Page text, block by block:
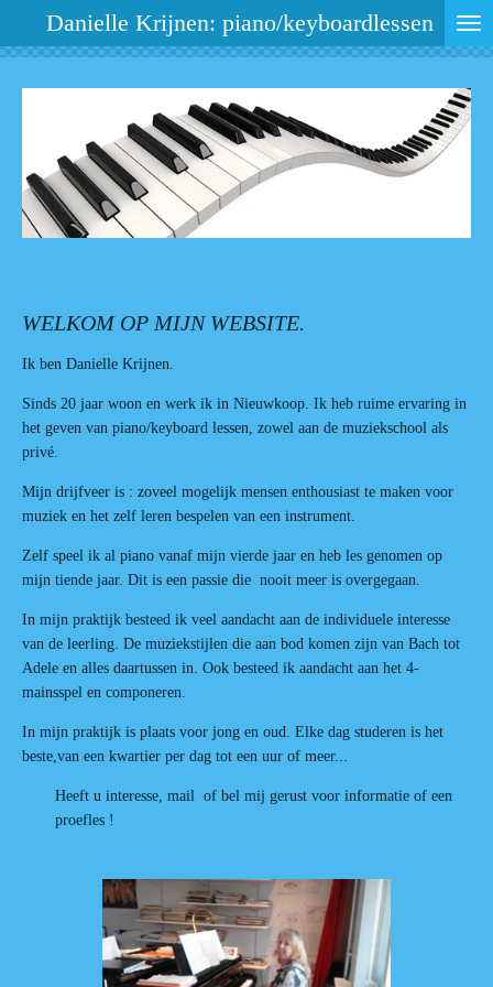
direct
Danielle Krijnen: piano/keyboardlessen
WELKOM OP MIJN WEBSITE.
Ik ben Danielle Krijnen.
Sinds 20 jaar woon en werk ik in Nieuwkoop. Ik heb ruime ervaring in
het geven van piano/keyboard lessen, zowel aan de muziekschool als
privé.
Mijn drijfveer is : zoveel mogelijk mensen enthousiast te maken voor
muziek en het zelf leren bespelen van een instrument.
Zelf speel ik al piano vanaf mijn vierde jaar en heb les genomen op
mijn tiende jaar. Dit is een passie die nooit meer is overgegaan.
In mijn praktijk besteed ik veel aandacht aan de individuele interesse
van de leerling. De muziekstijlen die aan bod komen zijn van Bach tot
Adele en alles daartussen in. Ook besteed ik aandacht aan het 4-
mainsspel en componeren.
In mijn praktijk is plaats voor jong en oud. Elke dag studeren is het
beste,van een kwartier per dag tot een uur of meer...
Heeft u interesse, mail of bel mij gerust voor informatie of een
proefles !